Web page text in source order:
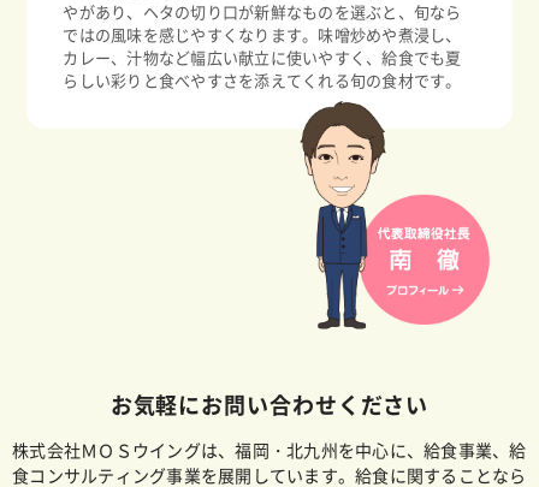
やがあり、ヘタの切り口が新鮮なものを選ぶと、旬なら
ではの風味を感じやすくなります。味噌炒めや煮浸し、
カレー、汁物など幅広い献立に使いやすく、給食でも夏
らしい彩りと食べやすさを添えてくれる旬の食材です。
お気軽にお問い合わせください
株式会社ＭＯＳウイングは、福岡・北九州を中心に、給食事業、給
食コンサルティング事業を展開しています。給食に関することなら